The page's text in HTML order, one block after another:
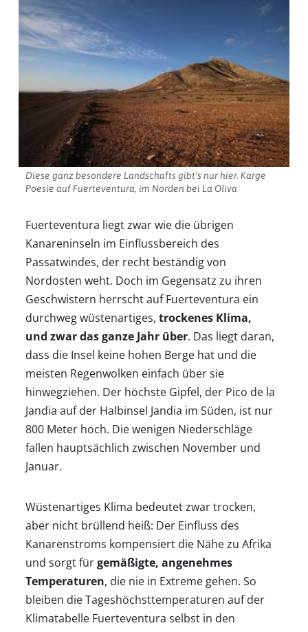
Diese ganz besondere Landschafts gibt's nur hier. Karge
Poesie auf Fuerteventura, im Norden bei La Oliva
Fuerteventura liegt zwar wie die übrigen
Kanareninseln im Einflussbereich des
Passatwindes, der recht beständig von
Nordosten weht. Doch im Gegensatz zu ihren
Geschwistern herrscht auf Fuerteventura ein
durchweg wüstenartiges, trockenes Klima,
und zwar das ganze Jahr über. Das liegt daran,
dass die Insel keine hohen Berge hat und die
meisten Regenwolken einfach über sie
hinwegziehen. Der höchste Gipfel, der Pico de la
Jandia auf der Halbinsel Jandia im Süden, ist nur
800 Meter hoch. Die wenigen Niederschläge
fallen hauptsächlich zwischen November und
Januar.
Wüstenartiges Klima bedeutet zwar trocken,
aber nicht brüllend heiß: Der Einfluss des
Kanarenstroms kompensiert die Nähe zu Afrika
und sorgt fürgemäßigte, angenehmes
Temperaturen, die nie in Extreme gehen. So
bleiben die Tageshöchsttemperaturen auf der
Klimatabelle Fuerteventura selbst in den